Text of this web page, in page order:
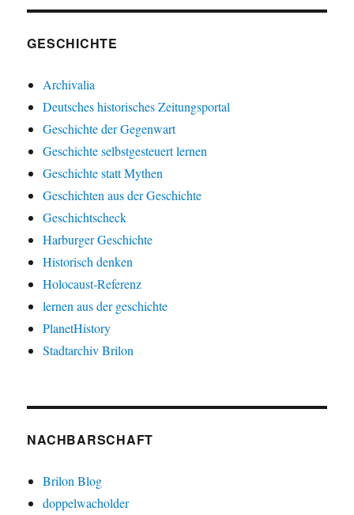
GESCHICHTE
Archivalia
Deutsches historisches Zeitungsportal
Geschichte der Gegenwart
Geschichte selbstgesteuert lernen
Geschichte statt Mythen
Geschichten aus der Geschichte
Geschichtscheck
Harburger Geschichte
Historisch denken
Holocaust-Referenz
lernen aus der geschichte
PlanetHistory
Stadtarchiv Brilon
NACHBARSCHAFT
Brilon Blog
doppelwacholder